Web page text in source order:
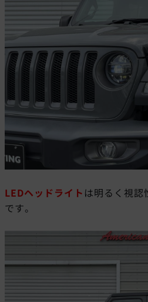
LEDヘッドライト は明るく視認
です。